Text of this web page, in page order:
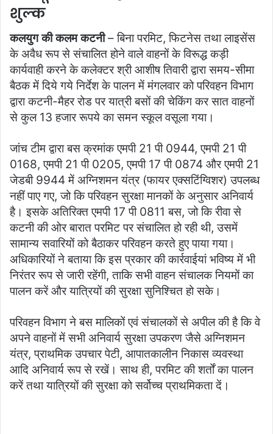
शुल्क
कलयुग की कलम कटनी– बिना परमिट, फिटनेस तथा लाइसेंस
के अवैध रूप से संचालित होने वाले वाहनों के विरूद्ध कड़ी
कार्यवाही करने के कलेक्‍टर श्री आशीष तिवारी द्वारा समय-सीमा
बैठक में दिये गये निर्देश के पालन में मंगलवार को परिवहन विभाग
द्वारा कटनी-मैहर रोड पर यात्री बसों की चेकिंग कर सात वाहनों
से कुल 13 हजार रूपये का समन स्‍कूल वसूला गया।
जांच टीम द्वारा बस क्रमांक एमपी 21 पी 0944, एमपी 21 पी
0168, एमपी 21 पी 0205, एमपी 17 पी 0874 और एमपी 21
जेडबी 9944 में अग्निशमन यंत्र (फायर एक्सटिंग्विशर) उपलब्ध
नहीं पाए गए, जो कि परिवहन सुरक्षा मानकों के अनुसार अनिवार्य
है। इसके अतिरिक्त एमपी 17 पी 0811 बस, जो कि रीवा से
कटनी की ओर बारात परमिट पर संचालित हो रही थी, उसमें
सामान्य सवारियों को बैठाकर परिवहन करते हुए पाया गया।
अधिकारियों ने बताया कि इस प्रकार की कार्रवाईयां भविष्य में भी
निरंतर रूप से जारी रहेंगी, ताकि सभी वाहन संचालक नियमों का
पालन करें और यात्रियों की सुरक्षा सुनिश्चित हो सके।
परिवहन विभाग ने बस मालिकों एवं संचालकों से अपील की है कि वे
अपने वाहनों में सभी अनिवार्य सुरक्षा उपकरण जैसे अग्निशमन
यंत्र, प्राथमिक उपचार पेटी, आपातकालीन निकास व्यवस्था
आदि अनिवार्य रूप से रखें। साथ ही, परमिट की शर्तों का पालन
करें तथा यात्रियों की सुरक्षा को सर्वोच्च प्राथमिकता दें।